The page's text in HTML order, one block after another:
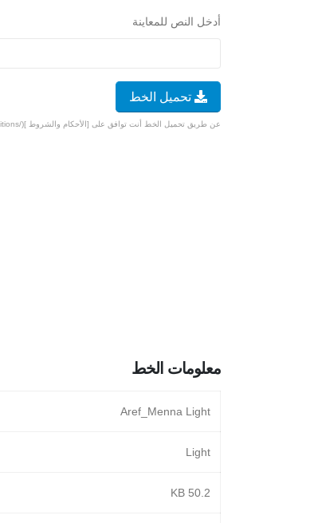
أدخل النص للمعاينة
تحميل الخط
عن طريق تحميل الخط أنت توافق على [الأحكام والشروط ](/terms-and-conditions).
معلومات الخط
Aref_Menna Light
Light
50.2 KB